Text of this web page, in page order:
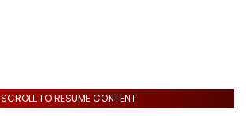
SCROLL TO RESUME CONTENT